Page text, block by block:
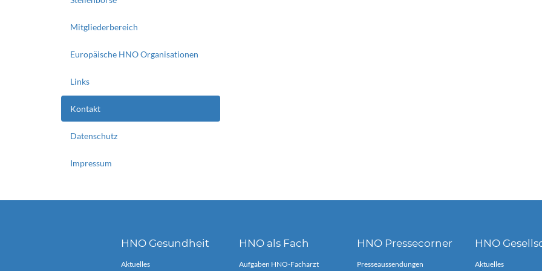
Mitgliederbereich
Europäische HNO Organisationen
Links
Kontakt
Datenschutz
Impressum
HNO Gesundheit
Aktuelles
HNO als Fach
Aufgaben HNO-Facharzt
HNO Pressecorner
Presseaussendungen
HNO
Aktuelles